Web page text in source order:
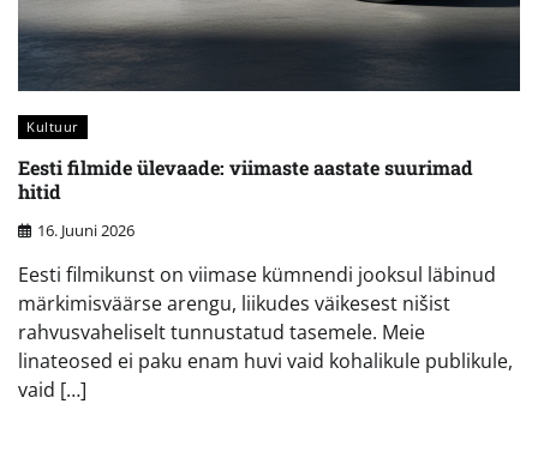
Kultuur
Eesti filmide ülevaade: viimaste aastate suurimad
hitid
16. Juuni 2026
Eesti filmikunst on viimase kümnendi jooksul läbinud
märkimisväärse arengu, liikudes väikesest nišist
rahvusvaheliselt tunnustatud tasemele. Meie
linateosed ei paku enam huvi vaid kohalikule publikule,
vaid […]